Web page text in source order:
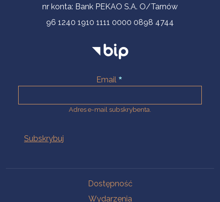
nr konta: Bank PEKAO S.A. O/Tarnów
96 1240 1910 1111 0000 0898 4744
Email
Adres e-mail subskrybenta.
Dostępność
Wydarzenia